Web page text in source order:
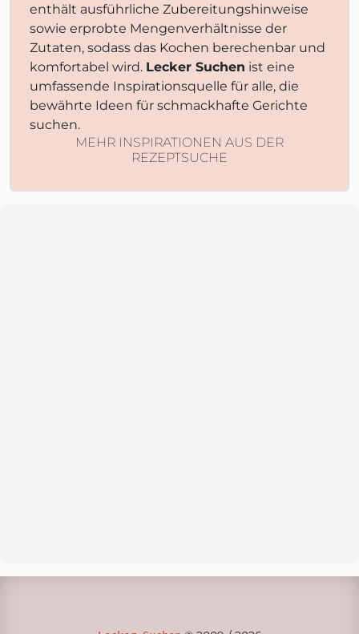
enthält ausführliche Zubereitungshinweise
sowie erprobte Mengenverhältnisse der
Zutaten, sodass das Kochen berechenbar und
komfortabel wird. Lecker Suchen ist eine
umfassende Inspirationsquelle für alle, die
bewährte Ideen für schmackhafte Gerichte
suchen.
MEHR INSPIRATIONEN AUS DER
REZEPTSUCHE